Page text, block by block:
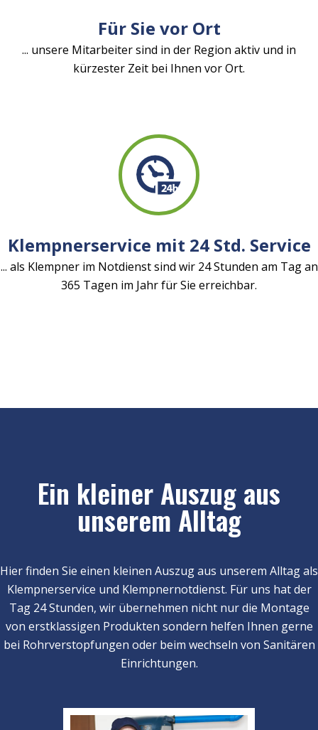
Für Sie vor Ort
... unsere Mitarbeiter sind in der Region aktiv und in
kürzester Zeit bei Ihnen vor Ort.
Klempnerservice mit 24 Std. Service
... als Klempner im Notdienst sind wir 24 Stunden am Tag an
365 Tagen im Jahr für Sie erreichbar.
Ein kleiner Auszug aus
unserem Alltag
Hier finden Sie einen kleinen Auszug aus unserem Alltag als
Klempnerservice und Klempnernotdienst. Für uns hat der
Tag 24 Stunden, wir übernehmen nicht nur die Montage
von erstklassigen Produkten sondern helfen Ihnen gerne
bei Rohrverstopfungen oder beim wechseln von Sanitären
Einrichtungen.